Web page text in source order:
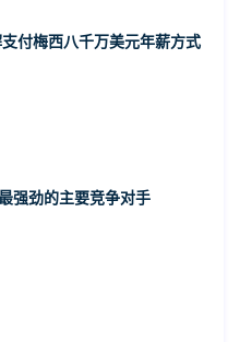
付梅西八千万美元年薪方式
强劲的主要竞争对手